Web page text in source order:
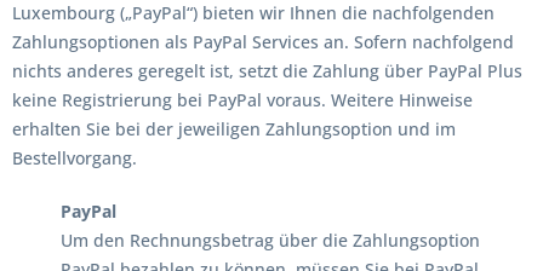
Luxembourg („PayPal“) bieten wir Ihnen die nachfolgenden
Zahlungsoptionen als PayPal Services an. Sofern nachfolgend
nichts anderes geregelt ist, setzt die Zahlung über PayPal Plus
keine Registrierung bei PayPal voraus. Weitere Hinweise
erhalten Sie bei der jeweiligen Zahlungsoption und im
Bestellvorgang.
PayPal
Um den Rechnungsbetrag über die Zahlungsoption